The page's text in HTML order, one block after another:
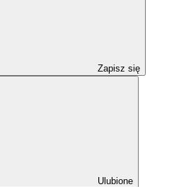
Zapisz się
Ulubione